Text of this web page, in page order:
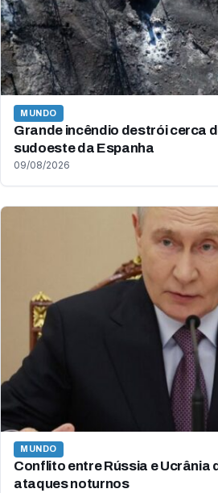
MUNDO
Grande incêndio destrói cerca
sudoeste da Espanha
09/08/2026
MUNDO
Conflito entre Rússia e Ucrânia
ataques noturnos